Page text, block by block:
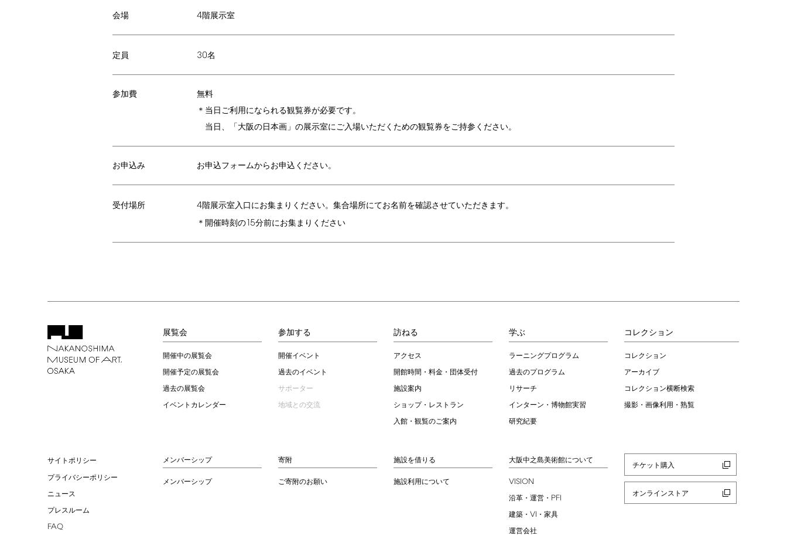
会場 4階展示室
定員 30名
参加費
無料
＊当日ご利用になられる観覧券が必要です。
当日、「大阪の日本画」の展示室にご入場いただくための観覧券をご持参ください。
お申込み お申込フォームからお申込ください。
受付場所 4階展示室入口にお集まりください。集合場所にてお名前を確認させていただきます。
＊開催時刻の15分前にお集まりください
展覧会
開催中の展覧会
開催予定の展覧会
過去の展覧会
イベントカレンダー
参加する
開催イベント
過去のイベント
サポーター
地域との交流
訪ねる
アクセス
開館時間・料金・団体受付
施設案内
ショップ・レストラン
入館・観覧のご案内
学ぶ
ラーニングプログラム
過去のプログラム
リサーチ
インターン・博物館実習
研究紀要
コレクション
コレクション
アーカイブ
コレクション横断検索
撮影・画像利用・熟覧
サイトポリシー
プライバシーポリシー
ニュース
プレスルーム
FAQ
メンバーシップ
メンバーシップ
寄附
ご寄附のお願い
施設を借りる
施設利用について
大阪中之島美術館について
VISION
沿革・運営・ PFI
建築・ VI ・家具
運営会社
チケット購入
オンラインストア